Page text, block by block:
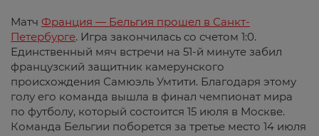
Матч Франция — Бельгия прошел в Санкт-
Петербурге. Игра закончилась со счетом 1:0.
Единственный мяч встречи на 51-й минуте забил
французский защитник камерунского
происхождения Самюэль Умтити. Благодаря этому
голу его команда вышла в финал чемпионат мира
по футболу, который состоится 15 июля в Москве.
Команда Бельгии поборется за третье место 14 июля